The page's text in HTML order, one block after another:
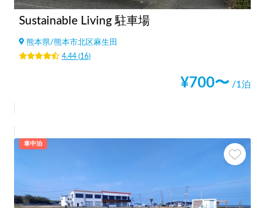
Sustainable Living 駐車場
熊本県/熊本市北区麻生田
4.44(16)
¥700〜 /1泊
車中泊